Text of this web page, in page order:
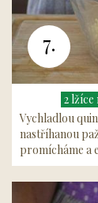
7.
2
Vychladlou
nastříhanou
promícháme a